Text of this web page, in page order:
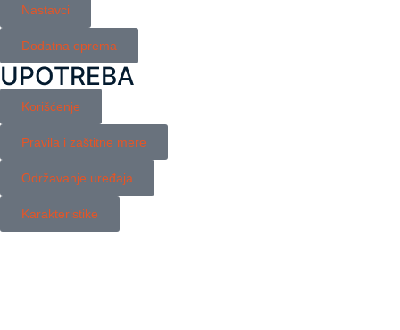
Nastavci
Dodatna oprema
UPOTREBA
Korišćenje
Pravila i zaštitne mere
Održavanje uređaja
Karakteristike